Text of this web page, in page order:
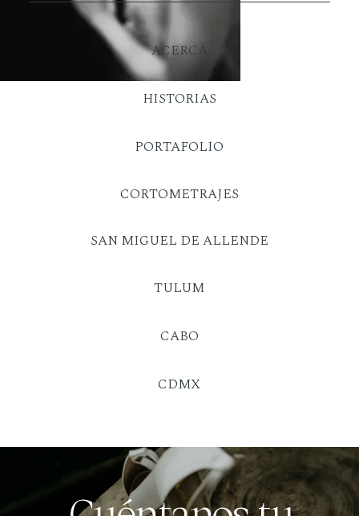
ACERCA
SAN MIGUEL DE ALLENDE
HISTORIAS
TULUM
PORTAFOLIO
CABO
CDMX
CORTOMETRAJES